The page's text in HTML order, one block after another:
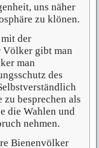
uns näher
zu klönen.
der
gibt man
man
des
besprechen als
die Wahlen und
nehmen.
Bienenvölker